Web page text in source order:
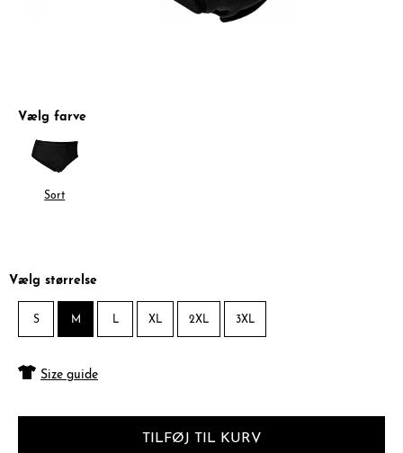
Vælg farve
Sort
Vælg størrelse
S M L XL 2XL 3XL
Size guide
TILFØJ TIL KURV